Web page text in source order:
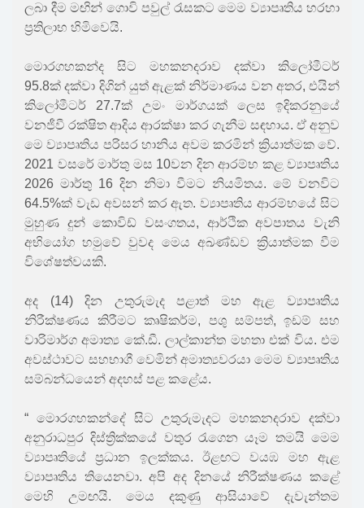
ලබා දීම මඟින් ගොවි පවුල් රැසකට මෙම ව්‍යාපෘතිය හරහා
ප්‍රතිලාභ හිමිවෙයි.
මොරගහකන්ද සිට මහකනදරාව දක්වා කිලෝමීටර්
95.8ක් දක්වා දිගින් යුත් ඇළක් නිර්මාණය වන අතර, එයින්
කිලෝමීටර් 27.7ක් උමං මාර්ගයක් ලෙස ඉදිකරනුයේ
වනජීවී රක්ෂිත ආදිය ආරක්ෂා කර ගැනීම සඳහාය. ඒ අනුව
මෙ ව්‍යාපෘතිය පරිසර හානිය අවම කරමින් ක්‍රියාත්මක වේ.
2021 වසරේ මාර්තු මස 10වන දින ආරම්භ කළ ව්‍යාපෘතිය
2026 මාර්තු 16 දින නිමා වීමට නියමිතය. මේ වනවිට
64.5%ක් වැඩ අවසන් කර ඇත. ව්‍යාපෘතිය ආරම්භයේ සිට
මුහුණ දුන් කොවිඩ් වසංගතය, ආර්ථික අවපාතය වැනි
අභියෝග හමුවේ වුවද මෙය අඛණ්ඩව ක්‍රියාත්මක වීම
විශේෂත්වයකි.
අද (14) දින උතුරුමැද පළාත් මහ ඇළ ව්‍යාපෘතිය
නිරීක්ෂණය කිරීමට කෘෂිකර්ම, පශු සම්පත්, ඉඩම් සහ
වාරිමාර්ග අමාත්‍ය කේ.ඩී. ලාල්කාන්ත මහතා එක් විය. එම
අවස්ථාවට සහභාගී වෙමින් අමාත්‍යවරයා මෙම ව්‍යාපෘතිය
සම්බන්ධයෙන් අදහස් පළ කළේය.
“ මොරගහකන්දේ සිට උතුරුමැදට මහකනදරාව දක්වා
අනුරාධපුර දිස්ත්‍රික්කයේ වතුර රැගෙන යෑම තමයි මෙම
ව්‍යාපෘතියේ ප්‍රධාන ඉලක්කය. ඊළඟට වයඹ මහ ඇළ
ව්‍යාපෘතිය තියෙනවා. අපි අද දිනයේ නිරීක්ෂණය කළේ
මෙහි උමඟයි. මෙය දකුණු ආසියාවේ දැවැන්තම